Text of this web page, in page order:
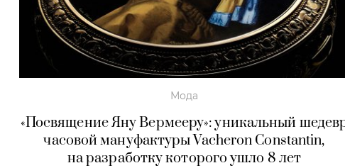
Мода
«Посвящение Яну Вермееру»: уникальный
часовой мануфактуры Vacheron Constantin,
на разработку которого ушло 8 лет